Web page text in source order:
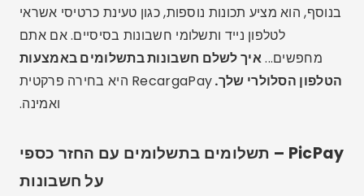
בנוסף, הוא מציע תכונות נוספות, כגון טעינת כרטיסי אשראי
לטלפון נייד ותשלומי חשבונות בסיסיים. אם אתם
מחפשים...איך לשלם חשבונות בתשלומים באמצעות
הטלפון הסלולרי שלך.
RecargaPay היא בחירה פרקטית
ואמינה.
PicPay – תשלומים בתשלומים עם החזר כספי
על חשבונות